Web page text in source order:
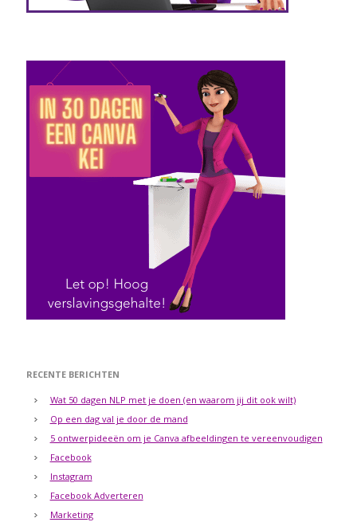
RECENTE BERICHTEN
Wat 50 dagen NLP met je doen (en waarom jij dit ook wilt)
Op een dag val je door de mand
5 ontwerpideeën om je Canva afbeeldingen te vereenvoudigen
Facebook
Instagram
Facebook Adverteren
Marketing